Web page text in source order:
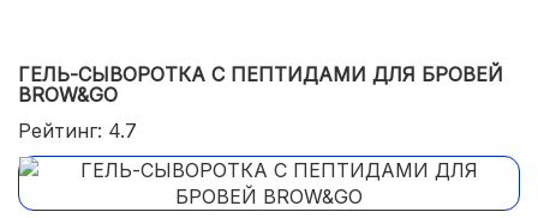
ГЕЛЬ-СЫВОРОТКА С ПЕПТИДАМИ ДЛЯ БРОВЕЙ
BROW&GO
Рейтинг: 4.7